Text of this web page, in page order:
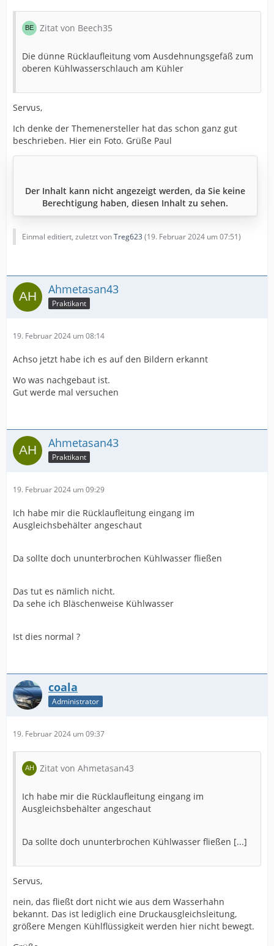
Zitat von Beech35
Die dünne Rücklaufleitung vom Ausdehnungsgefäß zum
oberen Kühlwasserschlauch am Kühler
Servus,
Ich denke der Themenersteller hat das schon ganz gut
beschrieben. Hier ein Foto. Grüße Paul
Der Inhalt kann nicht angezeigt werden, da Sie keine
Berechtigung haben, diesen Inhalt zu sehen.
Einmal editiert, zuletzt vonTreg623 (19. Februar 2024 um 07:51)
Ahmetasan43
Praktikant
19. Februar 2024 um 08:14
Achso jetzt habe ich es auf den Bildern erkannt
Wo was nachgebaut ist.
Gut werde mal versuchen
Ahmetasan43
Praktikant
19. Februar 2024 um 09:29
Ich habe mir die Rücklaufleitung eingang im
Ausgleichsbehälter angeschaut
Da sollte doch ununterbrochen Kühlwasser fließen
Das tut es nämlich nicht.
Da sehe ich Bläschenweise Kühlwasser
Ist dies normal ?
coala
Administrator
19. Februar 2024 um 09:37
Zitat von Ahmetasan43
Ich habe mir die Rücklaufleitung eingang im
Ausgleichsbehälter angeschaut
Da sollte doch ununterbrochen Kühlwasser fließen [...]
Servus,
nein, das fließt dort nicht wie aus dem Wasserhahn
bekannt. Das ist lediglich eine Druckausgleichsleitung,
größere Mengen Kühlflüssigkeit werden hier nicht bewegt.